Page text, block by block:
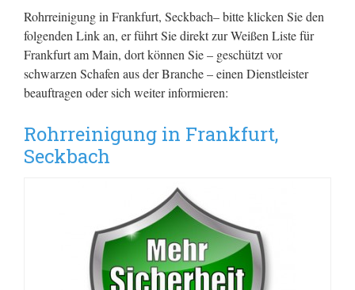
Rohrreinigung in Frankfurt, Seckbach– bitte klicken Sie den
folgenden Link an, er führt Sie direkt zur Weißen Liste für
Frankfurt am Main, dort können Sie – geschützt vor
schwarzen Schafen aus der Branche – einen Dienstleister
beauftragen oder sich weiter informieren:
Rohrreinigung in Frankfurt,
Seckbach